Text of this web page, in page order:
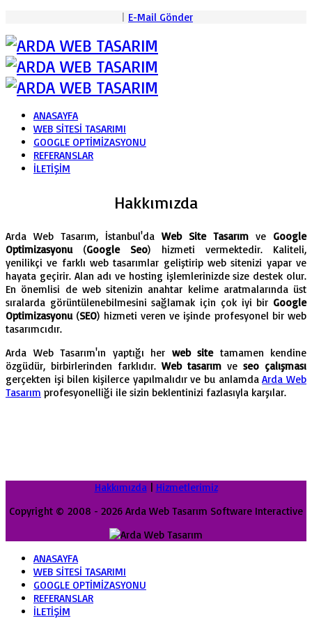
| E-Mail Gönder
ANASAYFA
WEB SİTESİ TASARIMI
GOOGLE OPTİMİZASYONU
REFERANSLAR
İLETİŞİM
Hakkımızda
Arda Web Tasarım, İstanbul'da Web Site Tasarım ve Google
Optimizasyonu(Google Seo) hizmeti vermektedir. Kaliteli,
yenilikçi ve farklı web tasarımlar geliştirip web sitenizi yapar ve
hayata geçirir. Alan adı ve hosting işlemlerinizde size destek olur.
En önemlisi de web sitenizin anahtar kelime aratmalarında üst
sıralarda görüntülenebilmesini sağlamak için çok iyi bir Google
Optimizasyonu(SEO) hizmeti veren ve işinde profesyonel bir web
tasarımcıdır.
Arda Web Tasarım'ın yaptığı her web sitetamamen kendine
özgüdür, birbirlerinden farklıdır. Web tasarım ve seo çalışması
gerçekten işi bilen kişilerce yapılmalıdır ve bu anlamdaArda Web
Tasarım profesyonelliği ile sizin beklentinizi fazlasıyla karşılar.
Hakkımızda| Hizmetlerimiz
Copyright © 2008 - 2026 Arda Web Tasarım Software Interactive
ANASAYFA
WEB SİTESİ TASARIMI
GOOGLE OPTİMİZASYONU
REFERANSLAR
İLETİŞİM